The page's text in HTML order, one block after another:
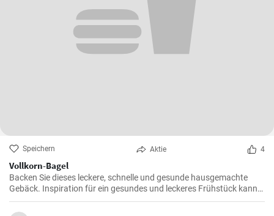
Speichern Aktie 4
Vollkorn-Bagel
Backen Sie dieses leckere, schnelle und gesunde hausgemachte
Gebäck. Inspiration für ein gesundes und leckeres Frühstück kann
man nie genug haben.